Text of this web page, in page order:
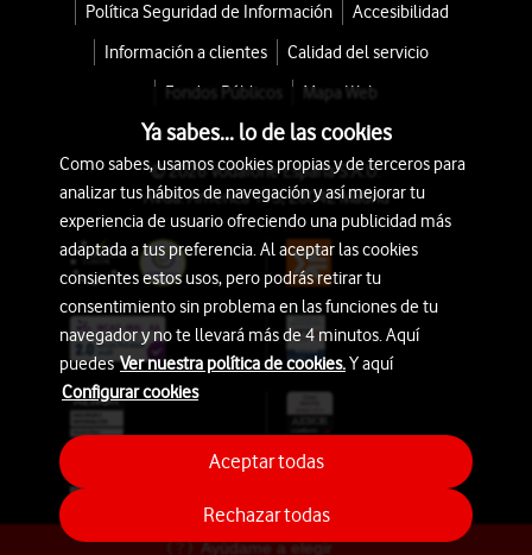
Ayúdame a elegir
Política Seguridad de Información
Accesibilidad
Información a clientes
Calidad del servicio
Fondos Públicos
Mapa Web
© 2026 Vodafone España S.A.U.
Avda. América 115, 28042 Madrid
Ya sabes... lo de las cookies
Como sabes, usamos cookies propias y de terceros para
analizar tus hábitos de navegación y así mejorar tu
experiencia de usuario ofreciendo una publicidad más
adaptada a tus preferencia. Al aceptar las cookies
consientes estos usos, pero podrás retirar tu
consentimiento sin problema en las funciones de tu
navegador y no te llevará más de 4 minutos. Aquí
puedesVer nuestra política de cookies.Y aquí
Configurar cookies
Rechazar todas
Aceptar todas